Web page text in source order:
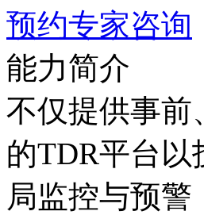
预约专家咨询
能力简介
不仅提供事前
的TDR平台以
局监控与预警